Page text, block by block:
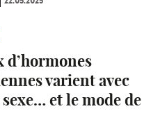
d’hormones
varient avec
sexe… et le mode de